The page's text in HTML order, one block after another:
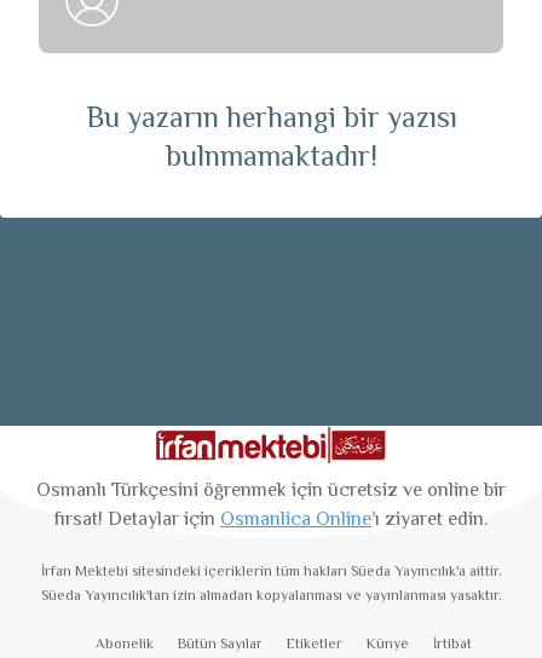
Bu yazarın herhangi bir yazısı
bulnmamaktadır!
Osmanlı Türkçesini öğrenmek için ücretsiz ve online bir
fırsat! Detaylar için Osmanlica Online’ı ziyaret edin.
İrfan Mektebi sitesindeki içeriklerin tüm hakları Süeda Yayıncılık'a aittir.
Süeda Yayıncılık'tan izin almadan kopyalanması ve yayınlanması yasaktır.
Abonelik Bütün Sayılar Etiketler Künye İrtibat